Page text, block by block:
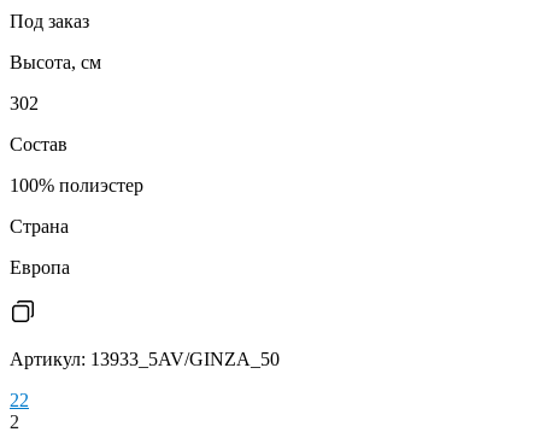
Под заказ
Высота, см
302
Состав
100% полиэстер
Страна
Европа
Артикул: 13933_5AV/GINZA_50
22
2